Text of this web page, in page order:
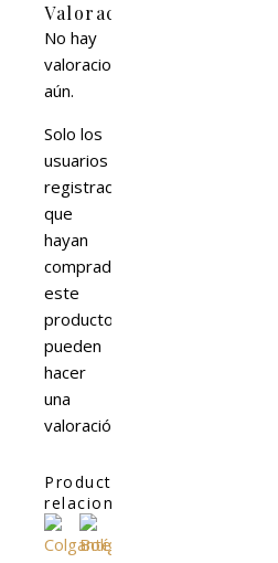
Valoraciones
No hay
valoraciones
aún.
Solo los
usuarios
registrados
que
hayan
comprado
este
producto
pueden
hacer
una
valoración.
Productos
relacionados